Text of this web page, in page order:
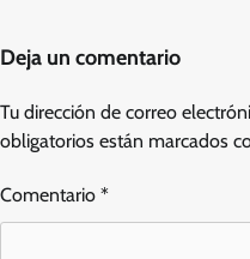
Deja un comentario
Tu dirección de correo
obligatorios están marcados
Comentario *